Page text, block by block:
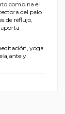
combina el
del palo
de reflujo,
yoga
y